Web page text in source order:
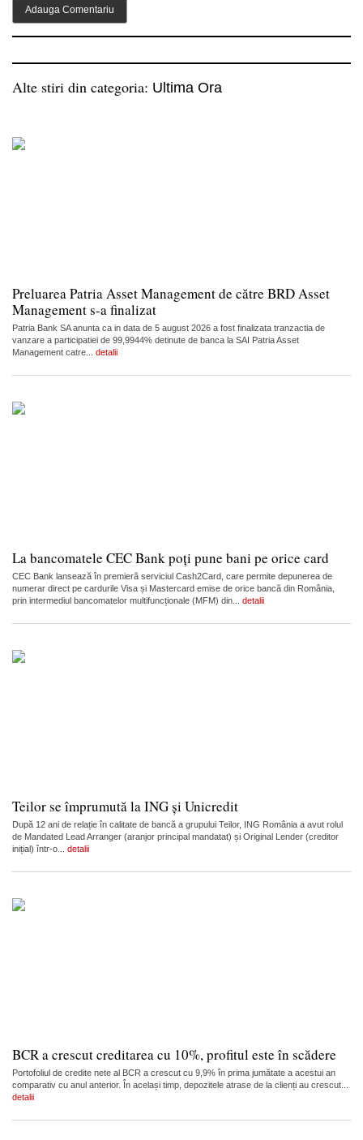
Alte stiri din categoria: Ultima Ora
Preluarea Patria Asset Management de către BRD Asset
Management s-a finalizat
Patria Bank SA anunta ca in data de 5 august 2026 a fost finalizata tranzactia de
vanzare a participatiei de 99,9944% detinute de banca la SAI Patria Asset
Management catre... detalii
La bancomatele CEC Bank poți pune bani pe orice card
CEC Bank lansează în premieră serviciul Cash2Card, care permite depunerea de
numerar direct pe cardurile Visa și Mastercard emise de orice bancă din România,
prin intermediul bancomatelor multifuncționale (MFM) din... detalii
Teilor se împrumută la ING și Unicredit
După 12 ani de relație în calitate de bancă a grupului Teilor, ING România a avut rolul
de Mandated Lead Arranger (aranjor principal mandatat) și Original Lender (creditor
inițial) într-o... detalii
BCR a crescut creditarea cu 10%, profitul este în scădere
Portofoliul de credite nete al BCR a crescut cu 9,9% în prima jumătate a acestui an
comparativ cu anul anterior. În același timp, depozitele atrase de la clienți au crescut...
detalii